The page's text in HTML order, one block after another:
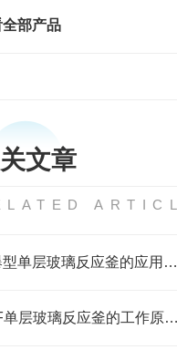
部产品
文章
防爆型单层玻璃反应釜的应用与性能特点
YDF单层玻璃反应釜的工